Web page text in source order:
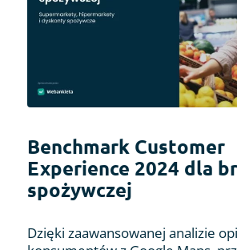
Benchmark Customer
Experience 2024 dla
spożywczej
Dzięki zaawansowanej analizie